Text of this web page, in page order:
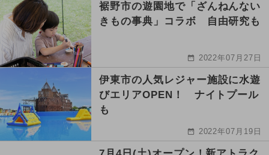
裾野市の遊園地で「ざんねんない
きもの事典」コラボ 自由研究も
2022年07月27日
伊東市の人気レジャー施設に水遊
びエリアOPEN！ ナイトプール
も
2022年07月19日